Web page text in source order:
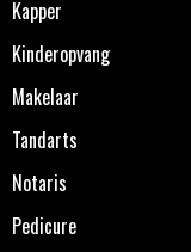
Kapper
Kinderopvang
Makelaar
Tandarts
Notaris
Pedicure